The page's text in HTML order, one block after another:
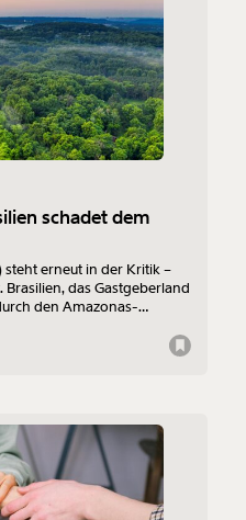
schadet dem
steht erneut in der Kritik –
das Gastgeberland
den Amazonas-
Kreuzfahrtschiffen
sieht anders aus.